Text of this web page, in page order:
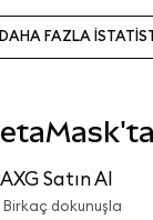
DAHA FAZLA
Satın Al
Birkaç dokunuşla